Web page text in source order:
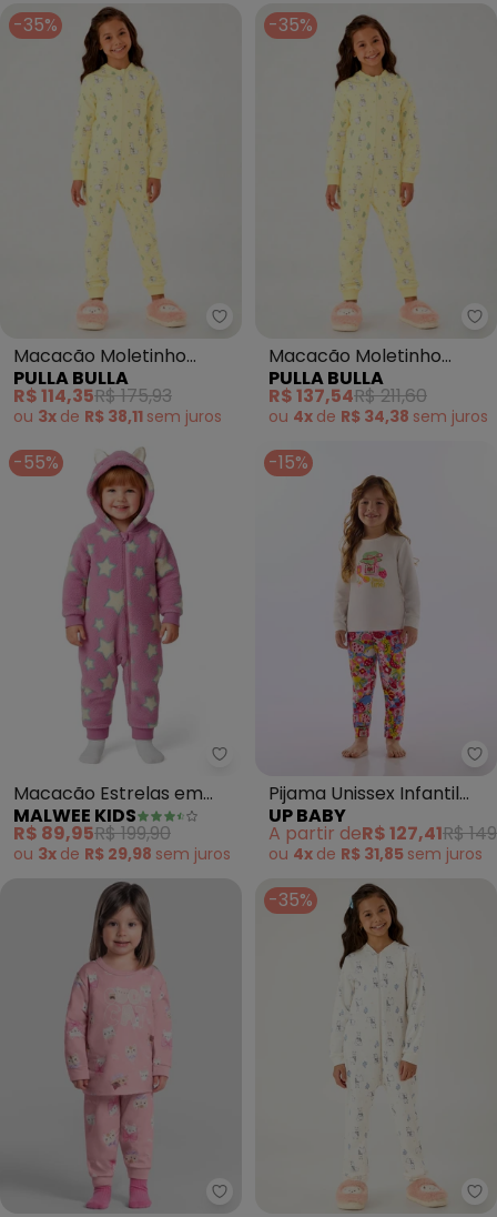
-35%
Pulla Bulla - Macacão
Macacão Moletinho
(Amarelo)
PULLA BULLA
R$ 114,35R$ 175,93
ou 3x de R$ 38,11 sem juros
-35%
Macacão Moletinho
(Amarelo)
PULLA BULLA
R$ 137,54R$ 211,60
ou 4x de R$ 34,38 sem juros
-55%
Malwee Kids - Macacão
Macacão Estrelas em
Fleece (Rosa)
MALWEE KIDS
R$ 89,95R$ 199,90
ou 3x de R$ 29,98 sem juros
-15%
Pijama Unissex Infantil
Suedine Branco
UP BABY
A partir deR$ 127,41R$
ou 4x de R$ 31,85 sem juros
Brandili - Pijama Infantil
-35%